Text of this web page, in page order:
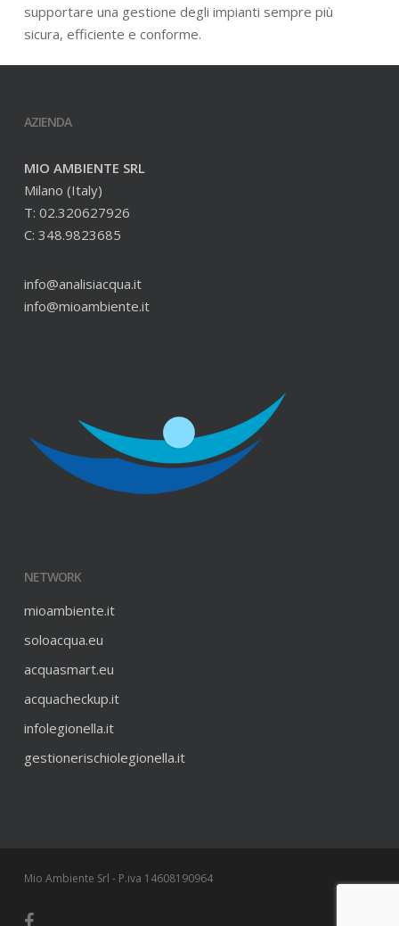
supportare una gestione degli impianti sempre più
sicura, efficiente e conforme.
AZIENDA
MIO AMBIENTE SRL
Milano (Italy)
T: 02.320627926
C: 348.9823685
info@analisiacqua.it
info@mioambiente.it
NETWORK
mioambiente.it
soloacqua.eu
acquasmart.eu
acquacheckup.it
infolegionella.it
gestionerischiolegionella.it
Mio Ambiente Srl - P.iva 14608190964
facebook